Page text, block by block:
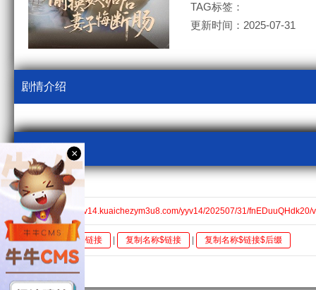
TAG标签：
更新时间：2025-07-31
剧情介绍
kcm3u8
全集$https://v14.kuaichezym3u8.com/yyv14/202507/31/fnEDuuQHdk20/
全选 复制链接 复制名称$链接 复制名称$链接$后缀
×